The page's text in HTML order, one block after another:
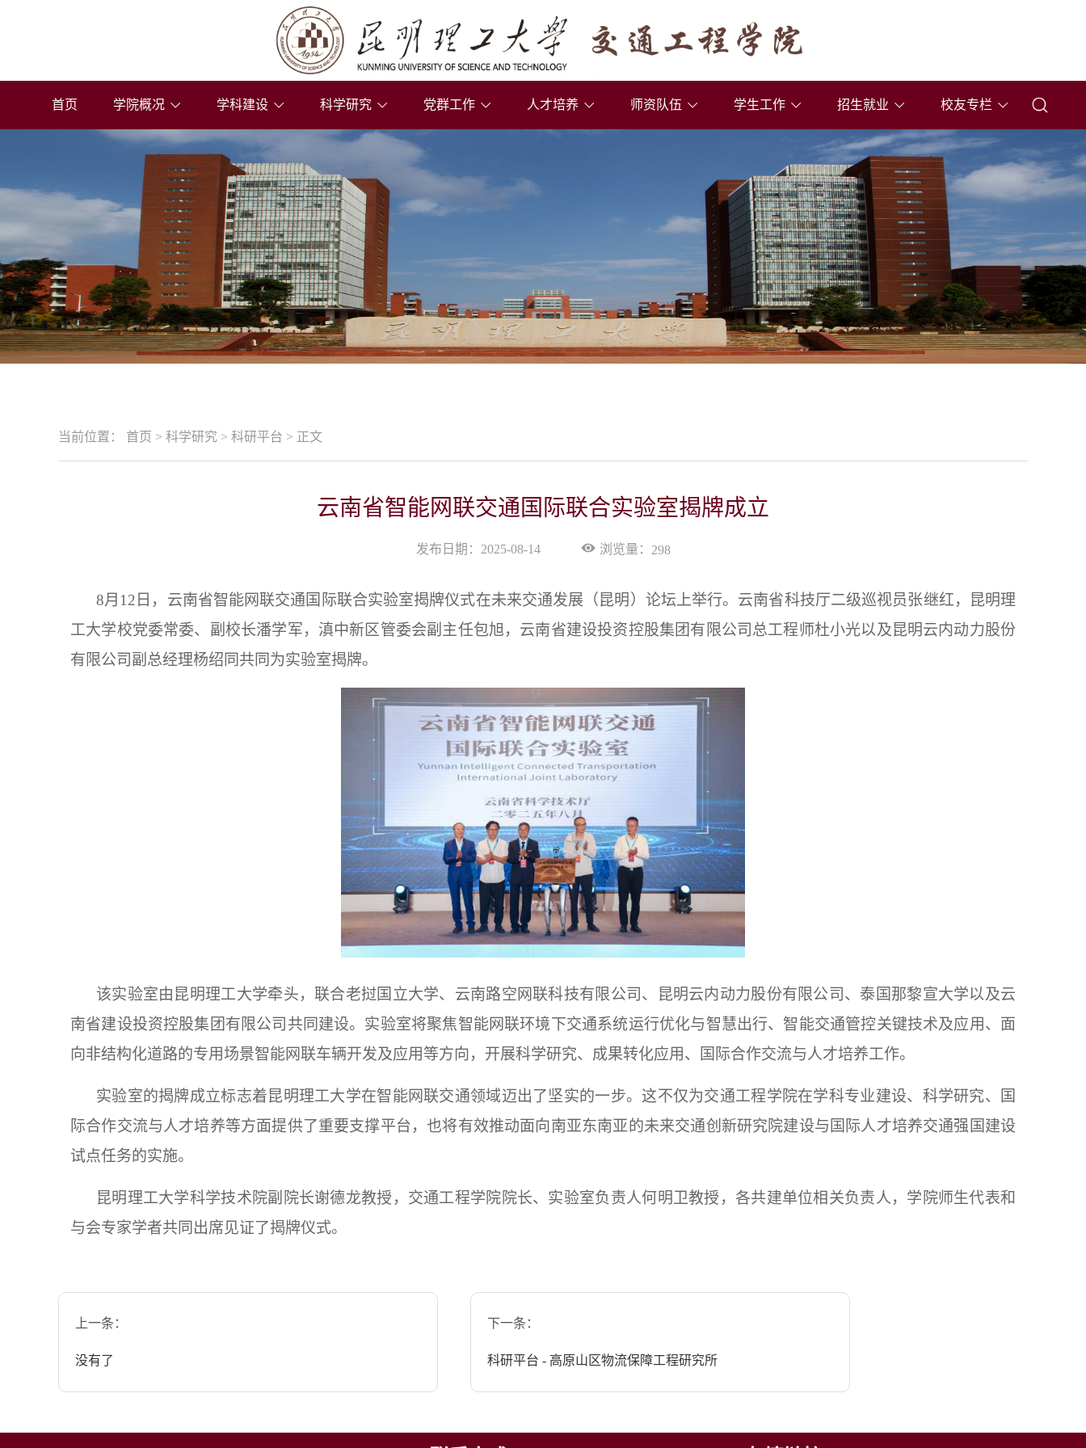
首页 学院概况 学科建设 科学研究 党群工作 人才培养 师资队伍 学生工作 招生就业 校友专栏
当前位置： 首页 > 科学研究 > 科研平台 > 正文
云南省智能网联交通国际联合实验室揭牌成立
发布日期：2025-08-14 浏览量： 298
8月12日，云南省智能网联交通国际联合实验室揭牌仪式在未来交通发展（昆明）论坛上举行。 云南省科技厅二级巡视员张继红，昆明理
工大学校党委常委、副校长潘学军，滇中新区管委会副主任包旭，云南省建设投资控股集团有限公司总工程师杜小光以及昆明云内动力股份
有限公司副总经理杨绍同共同为实验室揭牌。
该实验室由昆明理工大学牵头，联合老挝国立大学、云南路空网联科技有限公司、昆明云内动力股份有限公司、泰国那黎宣大学以及云
南省建设投资控股集团有限公司共同建设。实验室将聚焦智能网联环境下交通系统运行优化与智慧出行、智能交通管控关键技术及应用、面
向非结构化道路的专用场景智能网联车辆开发及应用等方向，开展科学研究、成果转化应用、国际合作交流与人才培养工作。
实验室的揭牌成立标志着昆明理工大学在智能网联交通领域迈出了坚实的一步。这不仅为交通工程学院在学科专业建设、科学研究、国
际合作交流与人才培养等方面提供了重要支撑平台，也将有效推动面向南亚东南亚的未来交通创新研究院建设与国际人才培养交通强国建设
试点任务的实施。
昆明理工大学科学技术院副院长谢德龙教授，交通工程学院院长、实验室负责人何明卫教授，各共建单位相关负责人，学院师生代表和
与会专家学者共同出席见证了揭牌仪式。
上一条：
没有了
下一条：
科研平台 - 高原山区物流保障工程研究所